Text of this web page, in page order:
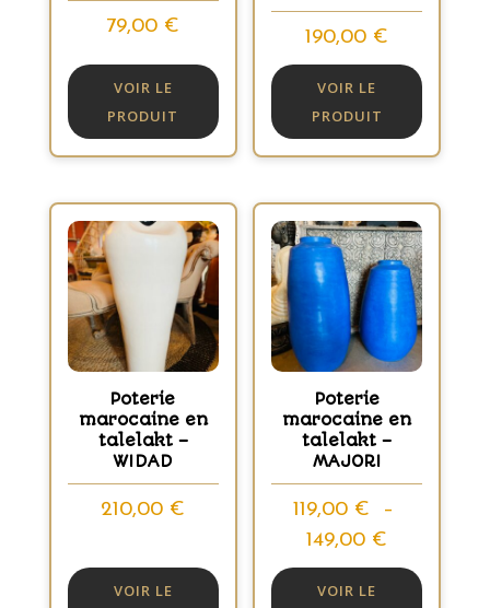
79,00 €
VOIR LE
PRODUIT
190,00 €
VOIR LE
PRODUIT
Poterie
marocaine en
talelakt –
WIDAD
210,00 €
VOIR LE
Poterie
marocaine en
talelakt –
MAJORI
119,00 €
–
149,00 €
de
VOIR LE